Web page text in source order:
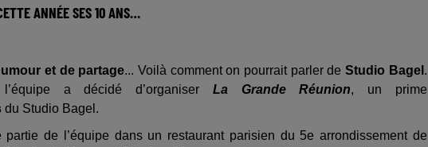
ANNÉE SES 10 ANS…
et de partage... Voilà comment on pourrait parler deStudio Bagel .
a décidé d’organiser La Grande Réunion, un prime
du Studio Bagel.
de l’équipe dans un restaurant parisien du 5e arrondissement de